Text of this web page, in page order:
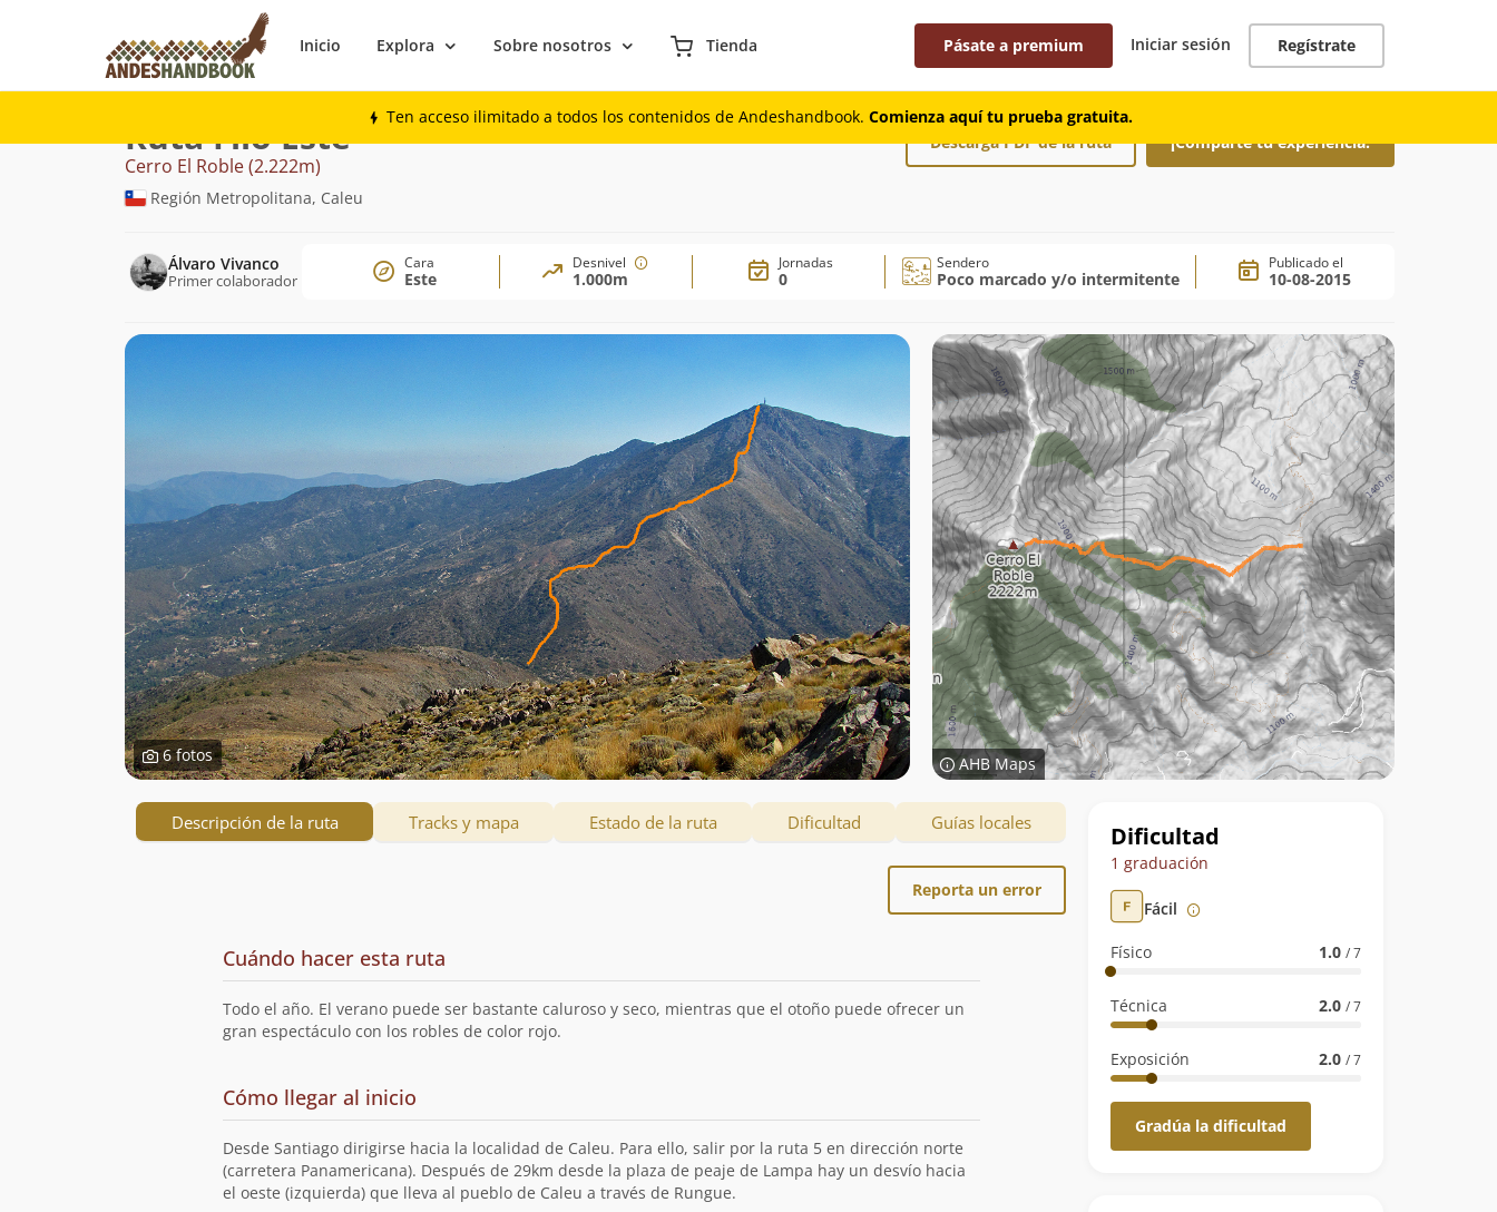
Inicio Explora Sobre nosotros Tienda Pásate a premium Iniciar sesión Regístrate
Ten acceso ilimitado a todos los contenidos de Andeshandbook. Comienza aquí tu prueba gratuita.
Montaña
Ruta Filo Este
Cerro El Roble (2.222m)
Región Metropolitana, Caleu
Descarga PDF de la ruta ¡Comparte tu experiencia!
Álvaro Vivanco
Primer colaborador
Cara
Este
Desnivel
1.000m
Jornadas
0
Sendero
Poco marcado y/o intermitente
Publicado el
10-08-2015
6 fotos AHB Maps
Datos
de
la
ruta
Dificultad
1 graduación
Fácil
Físico 1.0 / 7
Técnica 2.0 / 7
Exposición 2.0 / 7
Gradúa la dificultad
Descripción de la ruta Tracks y mapa Estado de la ruta Dificultad Guías locales
Reporta un error
Cuándo hacer esta ruta
Todo el año. El verano puede ser bastante caluroso y seco, mientras que el otoño puede ofrecer un
gran espectáculo con los robles de color rojo.
Cómo llegar al iniciode
la
ruta
Desde Santiago dirigirse hacia la localidad de Caleu. Para ello, salir por la ruta 5 en dirección norte
(carretera Panamericana). Después de 29km desde la plaza de peaje de Lampa hay un desvío hacia
el oeste (izquierda) que lleva al pueblo de Caleu a través de Rungue.